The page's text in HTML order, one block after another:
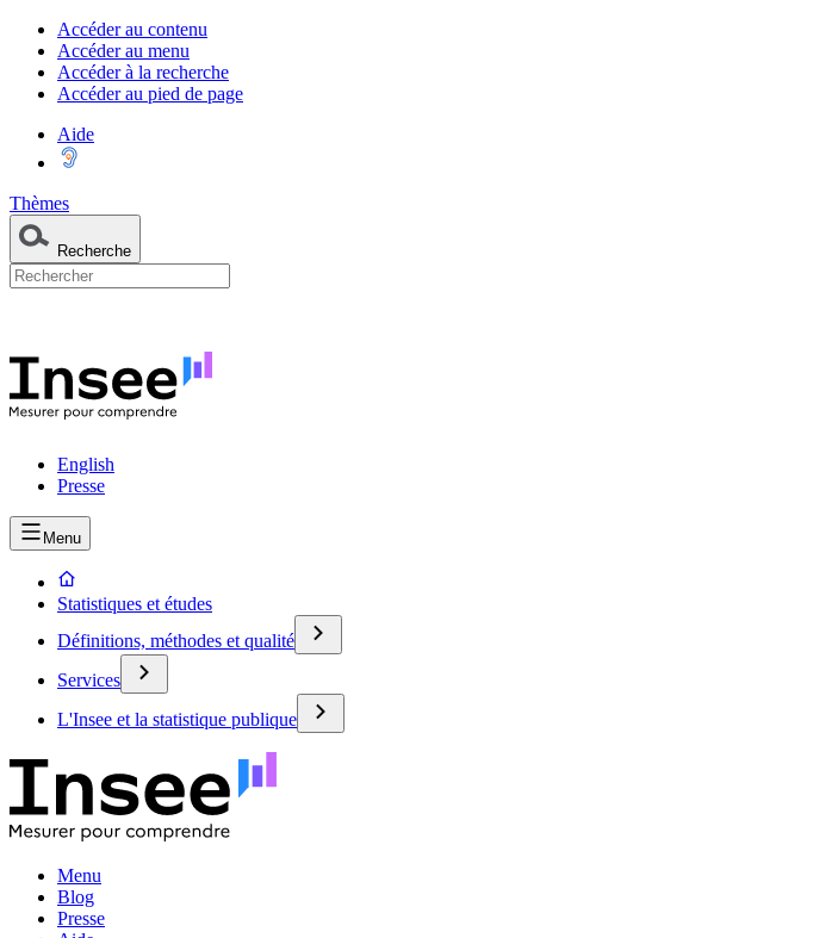
Accéder au contenu
Accéder au menu
Accéder à la recherche
Accéder au pied de page
Aide
Thèmes
Recherche
English
Presse
Menu
Statistiques et études
Définitions, méthodes et qualité
Services
L'Insee et la statistique publique
Menu
Blog
Presse